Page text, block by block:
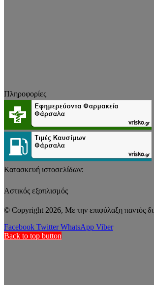
Πληροφορίες
Κατασκευή ιστοσελίδων:
Αστικός εξοπλισμός
© Copyright 2026, Με την επιφύλαξη παντός
Facebook Twitter WhatsApp Viber
Back to top button